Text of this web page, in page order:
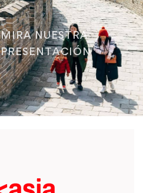
MIRA NUESTRA
PRESENTACIÓN